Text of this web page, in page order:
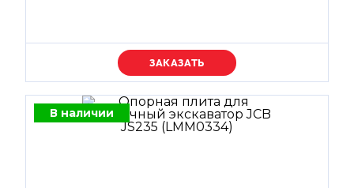
Уточняйте цену
В наличии